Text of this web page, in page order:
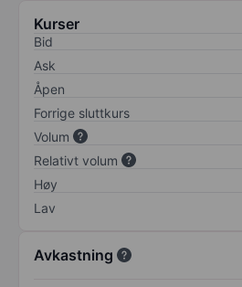
Kurser
Bid
Ask
Åpen
Forrige sluttkurs
Volum
Relativt volum
Høy
Lav
Avkastning